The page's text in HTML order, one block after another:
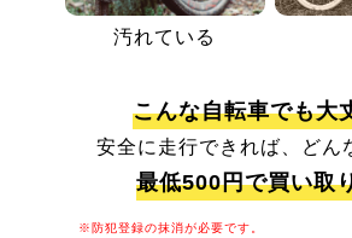
汚れている
こんな自転車でも大
安全に走行できれば、どん
最低500円で買い取
※防犯登録の抹消が必要です。